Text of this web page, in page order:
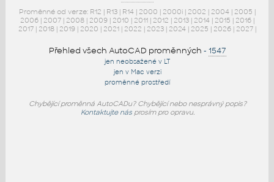
Proměnné od verze: R12 | R13 | R14 | 2000 | 2000i | 2002 | 2004 | 2005 |
2006 | 2007 | 2008 | 2009 | 2010 | 2011 | 2012 | 2013 | 2014 | 2015 | 2016 |
2017 | 2018 | 2019 | 2020 | 2021 | 2022 | 2023 | 2024 | 2025 | 2026 | 2027 |
Přehled všech AutoCAD proměnných - 1547
jen neobsažené v LT
jen v Mac verzi
proměnné prostředí
Chybějící proměnná AutoCADu? Chybějící nebo nesprávný popis?
Kontaktujte násprosím pro opravu.